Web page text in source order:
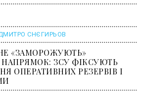
СНЄГИРЬОВ
«ЗАМОРОЖУЮТЬ»
ЗСУ ФІКСУЮТЬ
ОПЕРАТИВНИХ РЕЗЕРВІВ І